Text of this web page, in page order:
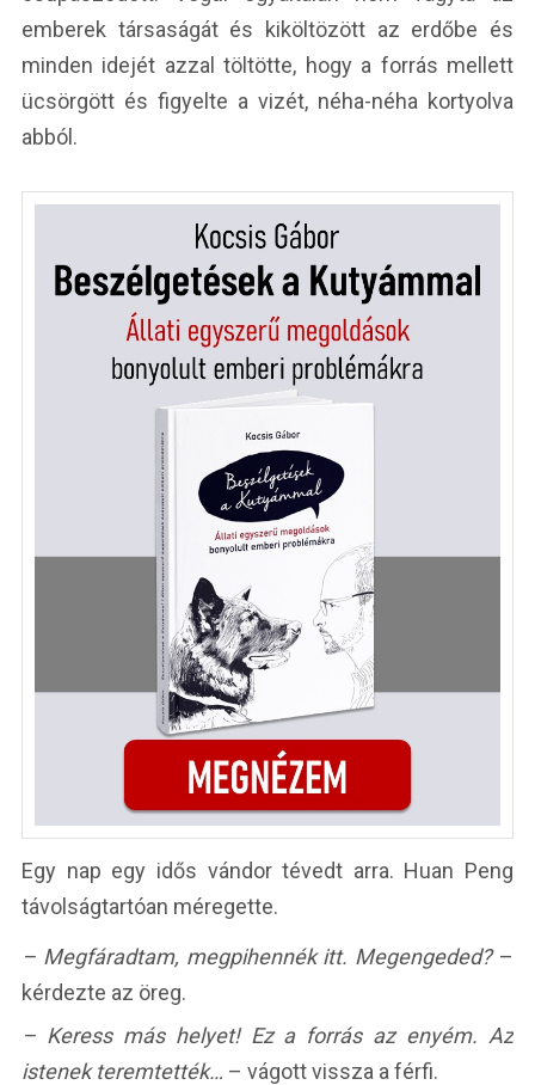
emberek társaságát és kiköltözött az erdőbe és
minden idejét azzal töltötte, hogy a forrás mellett
ücsörgött és figyelte a vizét, néha-néha kortyolva
abból.
Egy nap egy idős vándor tévedt arra. Huan Peng
távolságtartóan méregette.
– Megfáradtam, megpihennék itt. Megengeded?–
kérdezte az öreg.
– Keress más helyet! Ez a forrás az enyém. Az
istenek teremtették… – vágott vissza a férfi.